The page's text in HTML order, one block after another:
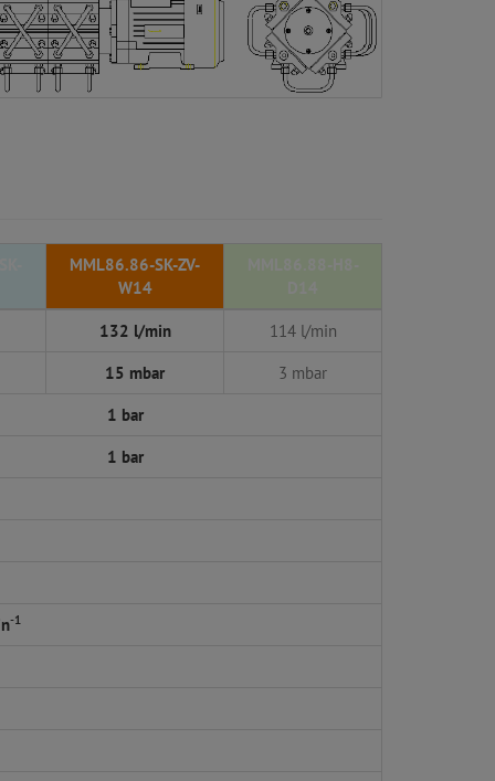
MML86.86-SK-ZV-
W14
132 l/min
114 l/min
15 mbar
3 mbar
1 bar
1 bar
-1